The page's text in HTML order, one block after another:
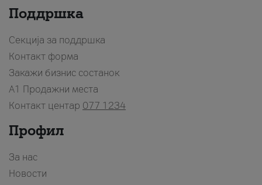
Поддршка
Секција за поддршка
Контакт форма
Закажи бизнис состанок
A1 Продажни места
Контакт центар 077 1234
Профил
За нас
Новости